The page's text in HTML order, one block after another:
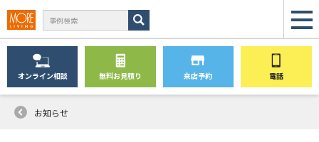
オンライン相談 無料お見積り 来店予約 電話
お知らせ